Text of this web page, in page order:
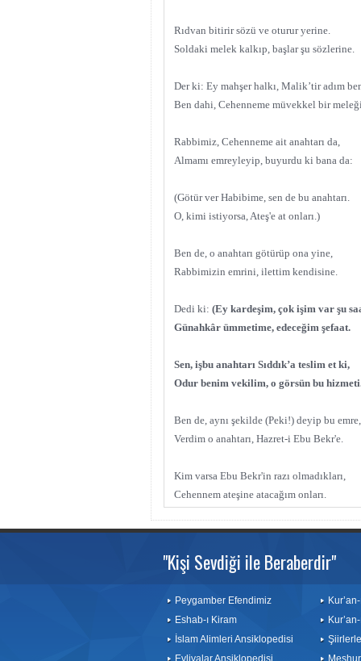
Rıdvan bitirir sözü ve oturur yerine.
Soldaki melek kalkıp, başlar şu sözlerine.
Der ki: Ey mahşer halkı, Malik’tir adım
Ben dahi, Cehenneme müvekkel bir
Rabbimiz, Cehenneme ait anahtarı da,
Almamı emreyleyip, buyurdu ki bana da:
(Götür ver Habibime, sen de bu anahtarı.
O, kimi istiyorsa, Ateş'e at onları.)
Ben de, o anahtarı götürüp ona yine,
Rabbimizin emrini, ilettim kendisine.
Dedi ki: (Ey kardeşim, çok işim var şu
Günahkâr ümmetime, edeceğim şefaat.
Sen, işbu anahtarı Sıddık’a teslim et ki,
Odur benim vekilim, o görsün bu
Ben de, aynı şekilde (Peki!) deyip bu emre,
Verdim o anahtarı, Hazret-i Ebu Bekr'e.
Kim varsa Ebu Bekr'in razı olmadıkları,
Cehennem ateşine atacağım onları.
"Kişi Sevdiği ile Beraberdir"
Peygamber Efendimiz
Eshab-ı Kiram
İslam Alimleri Ansiklopedisi
Evliyalar Ansiklopedisi